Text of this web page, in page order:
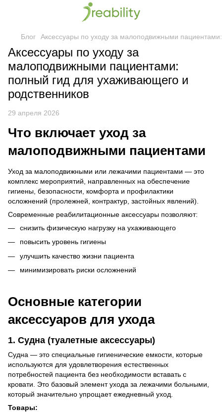
Блог Аксессуары по уходу за малоподвижными
Аксессуары по уходу за
малоподвижными пациентами:
полный гид для ухаживающего и
родственников
29 апреля 2026
Что включает уход за
малоподвижными пациентами
Уход за малоподвижными или лежачими пациентами — это
комплекс мероприятий, направленных на обеспечение
гигиены, безопасности, комфорта и профилактики
осложнений (пролежней, контрактур, застойных явлений).
Современные реабилитационные аксессуары позволяют:
снизить физическую нагрузку на ухаживающего
повысить уровень гигиены
улучшить качество жизни пациента
минимизировать риски осложнений
Основные категории
аксессуаров для ухода
1. Судна (туалетные аксессуары)
Судна — это специальные гигиенические емкости, которые
используются для удовлетворения естественных
потребностей пациента без необходимости вставать с
кровати. Это базовый элемент ухода за лежачими больными,
который значительно упрощает ежедневный уход.
Товары: